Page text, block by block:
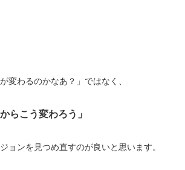
変わるのかなあ？」ではなく、
らこう変わろう」
ョンを見つめ直すのが良いと思います。